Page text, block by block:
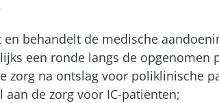
en behandelt de medische
een ronde langs de
zorg na ontslag voor poliklinische
aan de zorg voor IC-patiënten;